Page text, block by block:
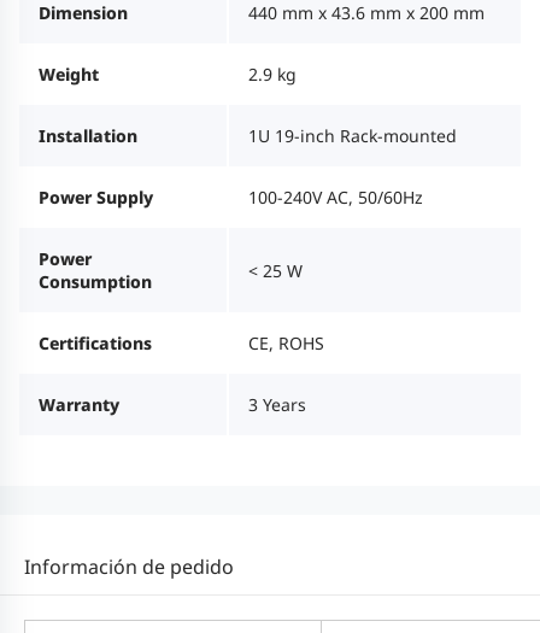
Dimension 440 mm x 43.6 mm x 200 mm
Weight 2.9 kg
Installation 1U 19-inch Rack-mounted
Power Supply 100-240V AC, 50/60Hz
Power
Consumption
< 25 W
Certifications CE, ROHS
Warranty 3 Years
Información de pedido